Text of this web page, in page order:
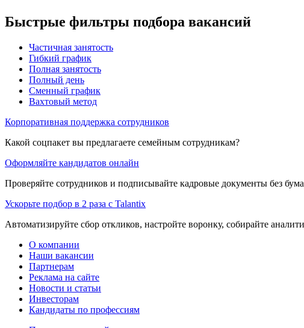
Быстрые фильтры подбора вакансий
Частичная занятость
Гибкий график
Полная занятость
Полный день
Сменный график
Вахтовый метод
Корпоративная поддержка сотрудников
Какой соцпакет вы предлагаете семейным сотрудникам?
Оформляйте кандидатов онлайн
Проверяйте сотрудников и подписывайте кадровые документы без
Ускорьте подбор в 2 раза с Talantix
Автоматизируйте сбор откликов, настройте воронку, собирайте
О компании
Наши вакансии
Партнерам
Реклама на сайте
Новости и статьи
Инвесторам
Кандидаты по профессиям